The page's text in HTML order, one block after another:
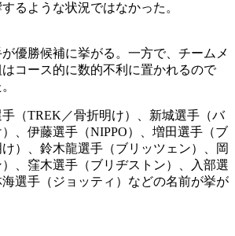
るような状況ではなかった。
優勝候補に挙がる。一方で、チームメ
コース的に数的不利に置かれるので
（TREK／骨折明け）、新城選手（バ
、伊藤選手（NIPPO）、増田選手（ブ
）、鈴木龍選手（ブリッツェン）、岡
、窪木選手（ブリヂストン）、入部選
選手（ジョッティ）などの名前が挙が